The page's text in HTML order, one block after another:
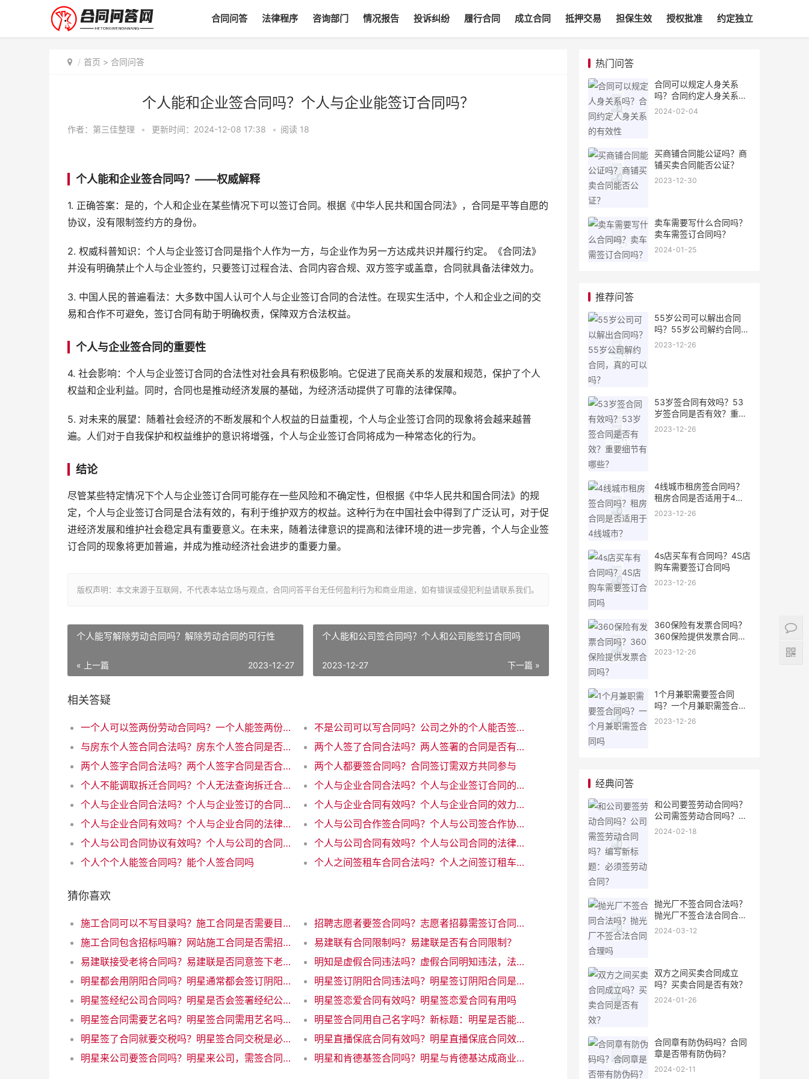
合同问答 法律程序 咨询部门 情况报告 投诉纠纷 履行合同 成立合同 抵押交易 担保生效 授权批准 约定独立
首页 > 合同问答
个人能和企业签合同吗？个人与企业能签订合同吗？
作者： 第三佳整理 • 更新时间：2024-12-08 17:38 • 阅读 18
个人能和企业签合同吗？——权威解释
1. 正确答案：是的，个人和企业在某些情况下可以签订合同。根据《中华人民共和国合同法》，合同是平等自愿的
协议，没有限制签约方的身份。
2. 权威科普知识：个人与企业签订合同是指个人作为一方，与企业作为另一方达成共识并履行约定。《合同法》
并没有明确禁止个人与企业签约，只要签订过程合法、合同内容合规、双方签字或盖章，合同就具备法律效力。
3. 中国人民的普遍看法：大多数中国人认可个人与企业签订合同的合法性。在现实生活中，个人和企业之间的交
易和合作不可避免，签订合同有助于明确权责，保障双方合法权益。
个人与企业签合同的重要性
4. 社会影响：个人与企业签订合同的合法性对社会具有积极影响。它促进了民商关系的发展和规范，保护了个人
权益和企业利益。同时，合同也是推动经济发展的基础，为经济活动提供了可靠的法律保障。
5. 对未来的展望：随着社会经济的不断发展和个人权益的日益重视，个人与企业签订合同的现象将会越来越普
遍。人们对于自我保护和权益维护的意识将增强，个人与企业签订合同将成为一种常态化的行为。
结论
尽管某些特定情况下个人与企业签订合同可能存在一些风险和不确定性，但根据《中华人民共和国合同法》的规
定，个人与企业签订合同是合法有效的，有利于维护双方的权益。这种行为在中国社会中得到了广泛认可，对于促
进经济发展和维护社会稳定具有重要意义。在未来，随着法律意识的提高和法律环境的进一步完善，个人与企业签
订合同的现象将更加普遍，并成为推动经济社会进步的重要力量。
版权声明：本文来源于互联网，不代表本站立场与观点，合同问答平台无任何盈利行为和商业用途，如有错误或侵犯利益请联系我们。
个人能写解除劳动合同吗？解除劳动合同的可行性
« 上一篇 2023-12-27
个人能和公司签合同吗？个人和公司能签订合同吗
下一篇 »
2023-12-27
相关答疑
一个人可以签两份劳动合同吗？一个人能签两份劳动合同吗？
不是公司可以写合同吗？公司之外的个人能否签订合同？
与房东个人签合同合法吗？房东个人签合同是否有效
两个人签了合同合法吗？两人签署的合同是否有效？
两个人签字合同合法吗？两个人签字合同是否合法？
两个人都要签合同吗？合同签订需双方共同参与
个人不能调取拆迁合同吗？个人无法查询拆迁合同，为何？
个人与企业合同合法吗？个人与企业签订合同的合法性
个人与企业合同合法吗？个人与企业签订的合同是否合法
个人与企业合同有效吗？个人与企业合同的效力问题解析
个人与企业合同有效吗？个人与企业合同的法律效力
个人与公司合作签合同吗？个人与公司签合作协议
个人与公司合同协议有效吗？个人与公司的合同协议是否具备法律效力？
个人与公司合同有效吗？个人与公司合同的法律效力
个人个个人能签合同吗？能个人签合同吗
个人之间签租车合同合法吗？个人之间签订租车合同是否合法
猜你喜欢
施工合同可以不写目录吗？施工合同是否需要目录？优化互联网写作标题
招聘志愿者要签合同吗？志愿者招募需签订合同吗
施工合同包含招标吗嘛？网站施工合同是否需招标？解析一下规定！
易建联有合同限制吗？易建联是否有合同限制？
易建联接受老将合同吗？易建联是否同意签下老将合同
明知是虚假合同违法吗？虚假合同明知违法，法律禁止行为
明星都会用阴阳合同吗？明星通常都会签订阴阳合同吗？
明星签订阴阳合同违法吗？明星签订阴阳合同是否违法？
明星签经纪公司合同吗？明星是否会签署经纪公司合同？
明星签恋爱合同有效吗？明星签恋爱合同有用吗
明星签合同需要艺名吗？明星签合同需用艺名吗？
明星签合同用自己名字吗？新标题：明星是否能用自己的名字签合同？
明星签了合同就要交税吗？明星签合同交税是必须的
明星直播保底合同有效吗？明星直播保底合同效力如何
明星来公司要签合同吗？明星来公司，需签合同吗？
明星和肯德基签合同吗？明星与肯德基达成商业合作，引发行业关注
热门问答
合同可以规定人身关系
吗？合同约定人身关系的
有效性
2024-02-04
买商铺合同能公证吗？商
铺买卖合同能否公证？
2023-12-30
卖车需要写什么合同吗？
卖车需签订合同吗？
2024-01-25
推荐问答
55岁公司可以解出合同
吗？55岁公司解约合同，
真的可以吗？
2023-12-26
53岁签合同有效吗？53
岁签合同是否有效？重要
细节有哪些？
2023-12-26
4线城市租房签合同吗？
租房合同是否适用于4线
城市？
2023-12-26
4s店买车有合同吗？4S店
购车需要签订合同吗
2023-12-26
360保险有发票合同吗？
360保险提供发票合同
吗？
2023-12-26
1个月兼职需要签合同
吗？一个月兼职需签合同
吗
2023-12-26
经典问答
和公司要签劳动合同吗？
公司需签劳动合同吗？编
写新标题：必须签劳动合
2024-02-18
抛光厂不签合同合法吗？
抛光厂不签合法合同合理
吗
2024-03-12
双方之间买卖合同成立
吗？买卖合同是否有效？
2024-01-26
合同章有防伪码吗？合同
章是否带有防伪码？
2024-02-11